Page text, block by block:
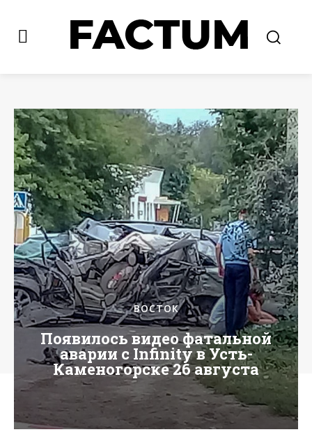
ВОСТОК
Появилось видео фатальной
аварии с Infinity в Усть-
Каменогорске 26 августа